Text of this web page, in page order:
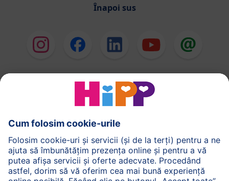
Înapoi sus
HiPP Hrană pentru sugari
HiPP Hrană pentru copii mici
HiPP Îngrijirea pielii
HiPP Sarcină
Politica de Confidenţialitate
Termenii generali pentru utilizarea serviciilor noastre